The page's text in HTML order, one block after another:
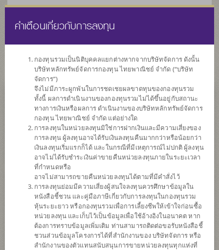
หน้าแรก รายการกองทุน ข้อมูลกองทุน
ค้นหากองทุนดีๆ กับ scbam
คำเตือนเกี่ยวกับการลงทุน
กองทุนรวมเป็นนิติบุคคลแยกต่างหากจากบริษัทจัดการ ดังนั้น
บริษัทหลักทรัพย์จัดการกองทุน ไทยพาณิชย์ จำกัด (“บริษัท
จัดการ”)
จึงไม่มีภาระผูกพันในการชดเชยผลขาดทุนของกองทุนรวม
ทั้งนี้ ผลการดำเนินงานของกองทุนรวมไม่ได้ขึ้นอยู่กับสถานะ
ทางการเงินหรือผลการ ดำเนินงานของบริษัทหลักทรัพย์จัดการ
กองทุน ไทยพาณิชย์ จำกัด แต่อย่างใด
การลงทุนในหน่วยลงทุนมิใช่การฝากเงินและมีความเสี่ยงของ
การลงทุน ผู้ลงทุนอาจได้รับเงินลงทุนคืนมากกว่าหรือน้อยกว่า
เงินลงทุนเริ่มแรกก็ได้ และในกรณีที่มีเหตุการณ์ไม่ปกติ ผู้ลงทุน
อาจไม่ได้รับชำระเงินค่าขายคืนหน่วยลงทุนภายในระยะเวลา
ที่กำหนดหรือ
อาจไม่สามารถขายคืนหน่วยลงทุนได้ตามที่มีคำสั่งไว้
การลงทุนย่อมมีความเสี่ยงผู้สนใจลงทุนควรศึกษาข้อมูลใน
หนังสือชี้ชวน และคู่มือภาษีเกี่ยวกับการลงทุนในกองทุนรวม
หุ้นระยะยาว หรือกองทุนรวมเพื่อการเลี้ยงชีพให้เข้าใจก่อนซื้อ
หน่วยลงทุน และเก็บไว้เป็นข้อมูลเพื่อใช้อ้างอิงในอนาคต หาก
ต้องการทราบข้อมูลเพิ่มเติม ท่านสามารถติดต่อขอรับหนังสือชี้
ชวนส่วนข้อมูลโครงการได้ที่สำนักงานของ บริษัทจัดการ หรือ
สำนักงานของตัวแทนสนับสนุนการขายหน่วยลงทุนทุกแห่งที่